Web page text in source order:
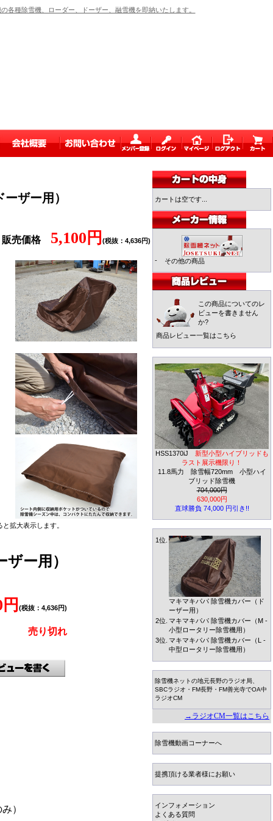
種除雪機、ローダー、ドーザー、融雪機を即納いたします。
ザー用）
販売価格 5,100円 (税抜：4,636円)
拡大表示します。
ー用）
(税抜：4,636円)
売り切れ
）
カートは空です...
- その他の商品
この商品についてのレ
ビューを書きません
か?
商品レビュー一覧はこちら
HSS1370iJ 新型小型ハイブリッドも
ラスト展示機限り！
11.8馬力 除雪幅720mm 小型ハイ
ブリッド除雪機
704,000円
630,000円
マキマキパパ 除雪機カバー（ド
ーザー用）
2位. マキマキパパ 除雪機カバー（M -
小型ロータリー除雪機用）
除雪機ネットの地元長野のラジオ局、
SBCラジオ・FM長野・FM善光寺でOA中
→ラジオCM一覧はこちら